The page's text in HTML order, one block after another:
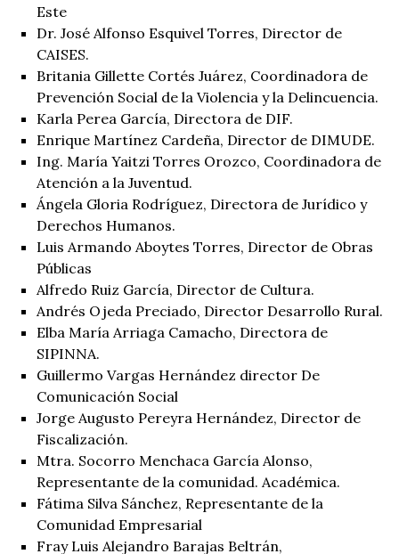
Este
Dr. José Alfonso Esquivel Torres, Director de
CAISES.
Britania Gillette Cortés Juárez, Coordinadora de
Prevención Social de la Violencia y la Delincuencia.
Karla Perea García, Directora de DIF.
Enrique Martínez Cardeña, Director de DIMUDE.
Ing. María Yaitzi Torres Orozco, Coordinadora de
Atención a la Juventud.
Ángela Gloria Rodríguez, Directora de Jurídico y
Derechos Humanos.
Luis Armando Aboytes Torres, Director de Obras
Públicas
Alfredo Ruiz García, Director de Cultura.
Andrés Ojeda Preciado, Director Desarrollo Rural.
Elba María Arriaga Camacho, Directora de
SIPINNA.
Guillermo Vargas Hernández director De
Comunicación Social
Jorge Augusto Pereyra Hernández, Director de
Fiscalización.
Mtra. Socorro Menchaca García Alonso,
Representante de la comunidad. Académica.
Fátima Silva Sánchez, Representante de la
Comunidad Empresarial
Fray Luis Alejandro Barajas Beltrán,